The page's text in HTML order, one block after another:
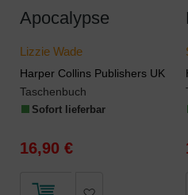
Apocalypse
Lizzie Wade
Harper Collins Publishers UK
Taschenbuch
Sofort lieferbar
16,90 €